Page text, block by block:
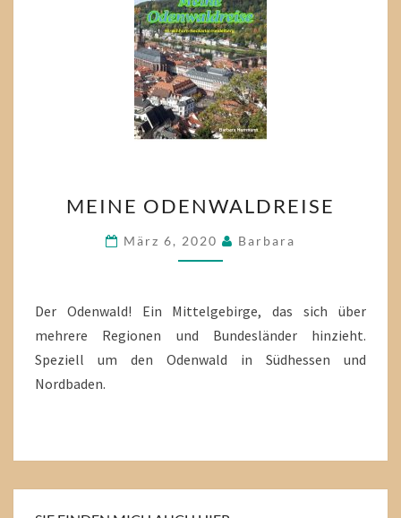
ODENWALDREISE
MEINE ODENWALDREISE
März 6, 2020 Barbara
Der Odenwald! Ein Mittelgebirge, das sich über
mehrere Regionen und Bundesländer hinzieht.
Speziell um den Odenwald in Südhessen und
Nordbaden.